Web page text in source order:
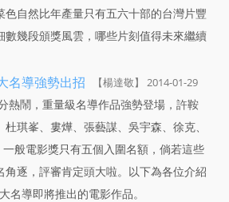
色自然比年產量只有五六十部的台灣片豐
數幾段頒獎風雲，哪些片刻值得未來繼續
名導強勢出招 【楊達敬】 2014-01-29
熱鬧，重量級名導作品強勢登場，許鞍
琪峯、婁燁、張藝謀、吳宇森、徐克、
般電影獎只有五個入圍名額，倘若這些
角逐，評審肯定頭大啦。以下為各位介紹
名導即將推出的電影作品。